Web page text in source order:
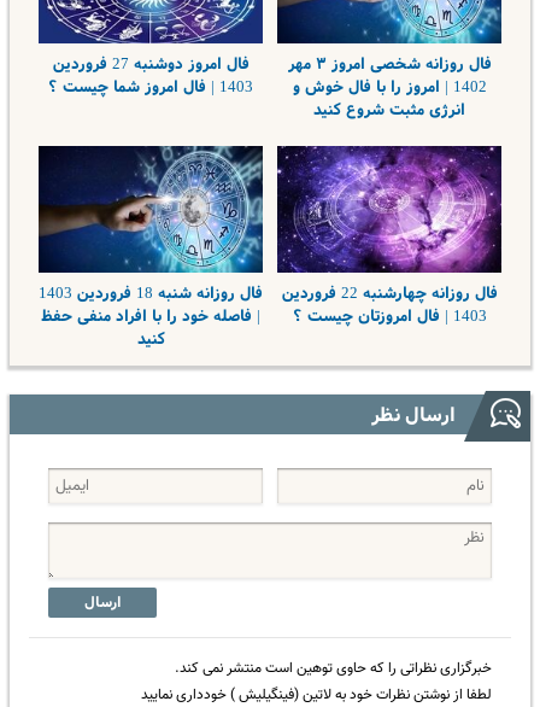
فال روزانه شخصی امروز ۳ مهر
1402 | امروز را با فال خوش و
انرژی مثبت شروع کنید
فال امروز دوشنبه 27 فروردین
1403 | فال امروز شما چیست ؟
فال روزانه چهارشنبه 22 فروردین
1403 | فال امروزتان چیست ؟
فال روزانه شنبه 18 فروردین 1403
| فاصله خود را با افراد منفی حفظ
کنید
ارسال نظر
ارسال
خبرگزاری نظراتی را که حاوی توهین است منتشر نمی کند.
لطفا از نوشتن نظرات خود به لاتین (فینگیلیش ) خودداری نمایید